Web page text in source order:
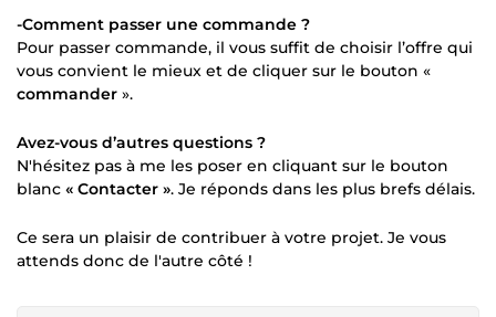
-Comment passer une commande ?
Pour passer commande, il vous suffit de choisir l’offre qui
vous convient le mieux et de cliquer sur le bouton «
commander ».
Avez-vous d’autres questions ?
N'hésitez pas à me les poser en cliquant sur le bouton
blanc « Contacter ». Je réponds dans les plus brefs délais.
Ce sera un plaisir de contribuer à votre projet. Je vous
attends donc de l'autre côté !